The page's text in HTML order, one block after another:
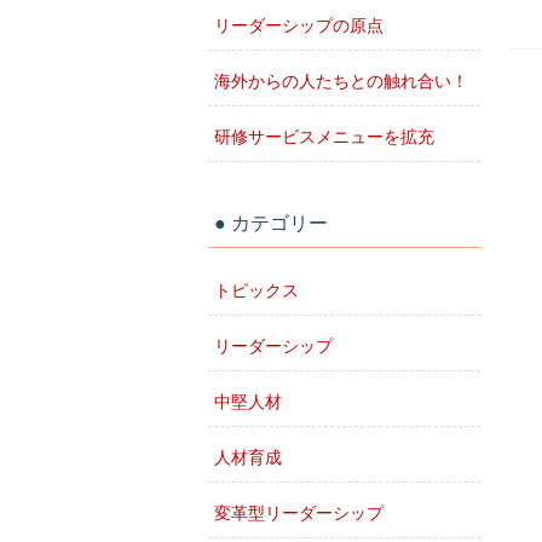
リーダーシップの原点
海外からの人たちとの触れ合い！
研修サービスメニューを拡充
カテゴリー
トピックス
リーダーシップ
中堅人材
人材育成
変革型リーダーシップ